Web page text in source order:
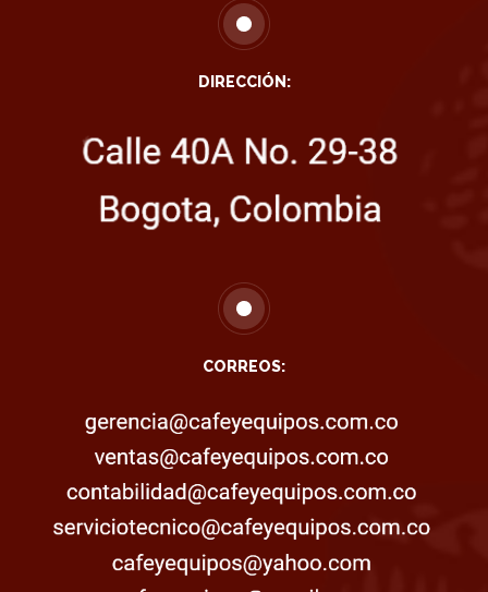
DIRECCIÓN:
CORREOS: